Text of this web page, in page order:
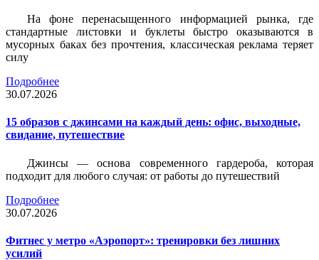
На фоне перенасыщенного информацией рынка, где
стандартные листовки и буклеты быстро оказываются в
мусорных баках без прочтения, классическая реклама теряет
силу
Подробнее
30.07.2026
15 образов с джинсами на каждый день: офис, выходные,
свидание, путешествие
Джинсы — основа современного гардероба, которая
подходит для любого случая: от работы до путешествий
Подробнее
30.07.2026
Фитнес у метро «Аэропорт»: тренировки без лишних
усилий